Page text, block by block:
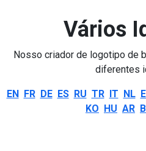
Vários
Nosso criador de logotipo de
diferentes
EN FR DE ES RU TR IT NL
KO HU AR